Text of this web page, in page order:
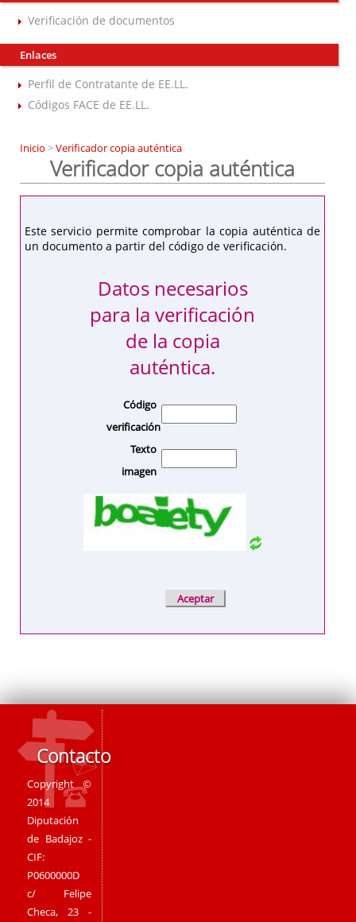
Verificación de documentos
Enlaces
Perfil de Contratante de EE.LL.
Códigos FACE de EE.LL.
Inicio >Verificador copia auténtica
Verificador copia auténtica
Este servicio permite comprobar la copia auténtica de
un documento a partir del código de verificación.
Datos necesarios
para la verificación
de la copia
auténtica.
Código
verificación
Texto
imagen
Contacto
Copyright ©
2014
Diputación
de Badajoz -
CIF:
P0600000D
c/ Felipe
Checa, 23 -